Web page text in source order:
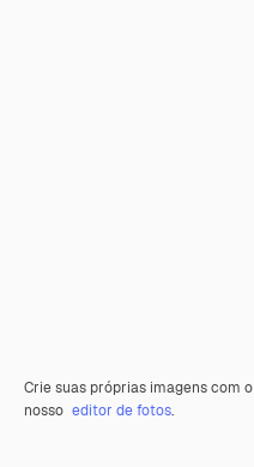
Crie suas próprias imagens com o
nosso editor de fotos.